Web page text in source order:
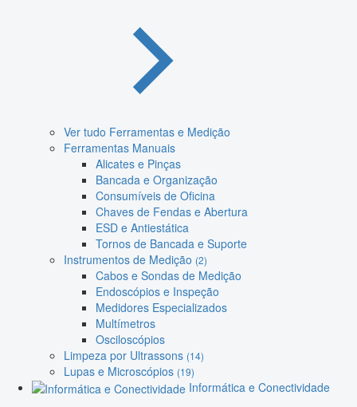
Ver tudo Ferramentas e Medição
Ferramentas Manuais
Alicates e Pinças
Bancada e Organização
Consumíveis de Oficina
Chaves de Fendas e Abertura
ESD e Antiestática
Tornos de Bancada e Suporte
Instrumentos de Medição (2)
Cabos e Sondas de Medição
Endoscópios e Inspeção
Medidores Especializados
Multímetros
Osciloscópios
Limpeza por Ultrassons (14)
Lupas e Microscópios (19)
Informática e Conectividade